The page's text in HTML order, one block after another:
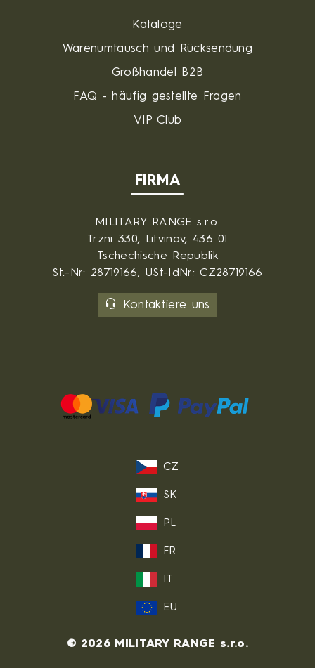
Kataloge
Warenumtausch und Rücksendung
Großhandel B2B
FAQ - häufig gestellte Fragen
VIP Club
FIRMA
MILITARY RANGE s.r.o.
Trzni 330, Litvinov, 436 01
Tschechische Republik
St.-Nr: 28719166, USt-IdNr: CZ28719166
Kontaktiere uns
CZ
SK
PL
FR
IT
EU
© 2026 MILITARY RANGE s.r.o.